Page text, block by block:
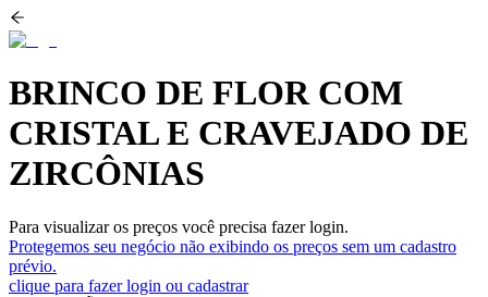
BRINCO DE FLOR COM
CRISTAL E CRAVEJADO DE
ZIRCÔNIAS
Para visualizar os preços você precisa fazer login.
Protegemos seu negócio não exibindo os preços sem um cadastro
prévio.
clique para fazer login ou cadastrar